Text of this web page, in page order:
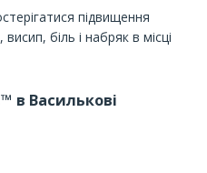
підвищення
біль і набряк в місці
в Василькові